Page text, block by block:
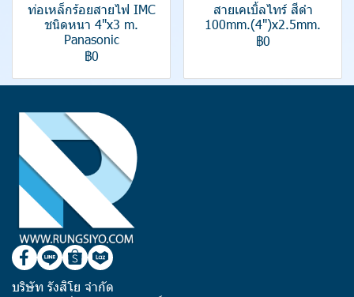
ท่อเหล็กร้อยสายไฟ IMC
ชนิดหนา 4"x3 m.
Panasonic
฿0
สายเคเบิ้ลไทร์ สีดำ
100mm.(4")x2.5mm.
฿0
บริษัท รังสิโย จำกัด